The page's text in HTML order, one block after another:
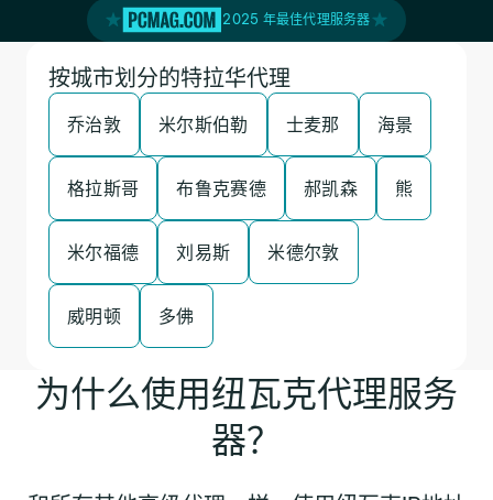
2025 年最佳代理服务器
按城市划分的特拉华代理
乔治敦 米尔斯伯勒 士麦那 海景
格拉斯哥 布鲁克赛德 郝凯森 熊
米尔福德 刘易斯 米德尔敦
威明顿 多佛
为什么使用纽瓦克代理服务
器？